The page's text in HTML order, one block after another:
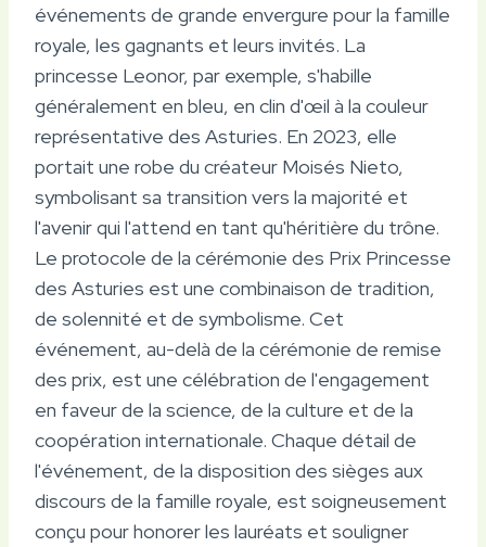
événements de grande envergure pour la famille
royale, les gagnants et leurs invités. La
princesse Leonor, par exemple, s'habille
généralement en bleu, en clin d'œil à la couleur
représentative des Asturies. En 2023, elle
portait une robe du créateur Moisés Nieto,
symbolisant sa transition vers la majorité et
l'avenir qui l'attend en tant qu'héritière du trône.
Le protocole de la cérémonie des Prix Princesse
des Asturies est une combinaison de tradition,
de solennité et de symbolisme. Cet
événement, au-delà de la cérémonie de remise
des prix, est une célébration de l'engagement
en faveur de la science, de la culture et de la
coopération internationale. Chaque détail de
l'événement, de la disposition des sièges aux
discours de la famille royale, est soigneusement
conçu pour honorer les lauréats et souligner